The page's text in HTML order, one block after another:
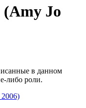
Jo
в данном
либо роли.